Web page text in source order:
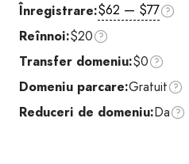
Înregistrare:$62 — $77
Reînnoi:$20
Transfer domeniu:$0
Domeniu parcare:Gratuit
Reduceri de domeniu:Da